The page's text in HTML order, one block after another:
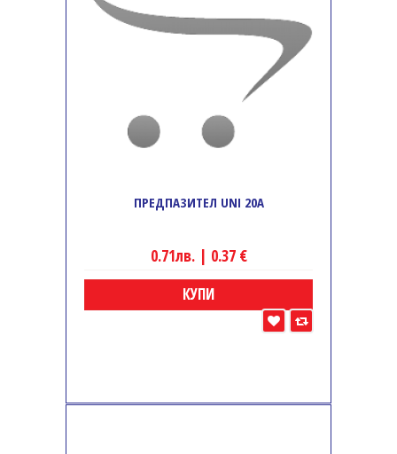
ПРЕДПАЗИТЕЛ UNI 20A
0.71лв. | 0.37 €
КУПИ